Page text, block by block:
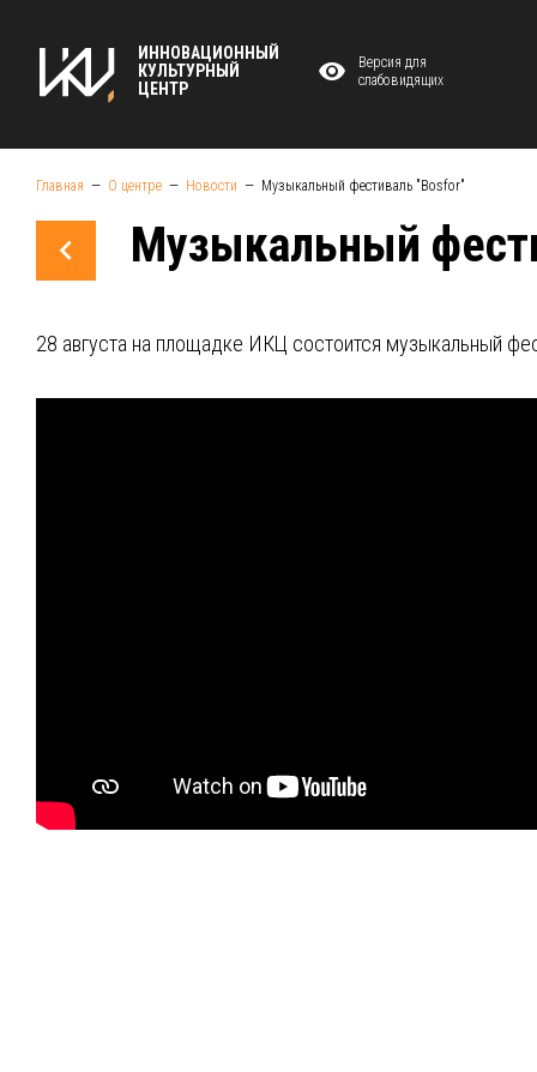
ИННОВАЦИОННЫЙ
КУЛЬТУРНЫЙ
ЦЕНТР
Версия для
слабовидящих
Главная О центре Новости Музыкальный фестиваль "Bosfor"
Музыкальный
28 августа на площадке ИКЦ состоится музыкальный